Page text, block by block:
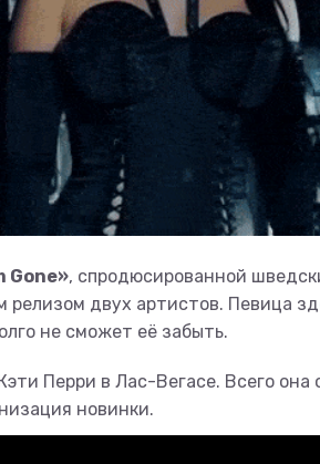
Gone», спродюсированной
двух артистов. Певица
не сможет её забыть.
Перри в Лас-Вегасе. Всего она
новинки.